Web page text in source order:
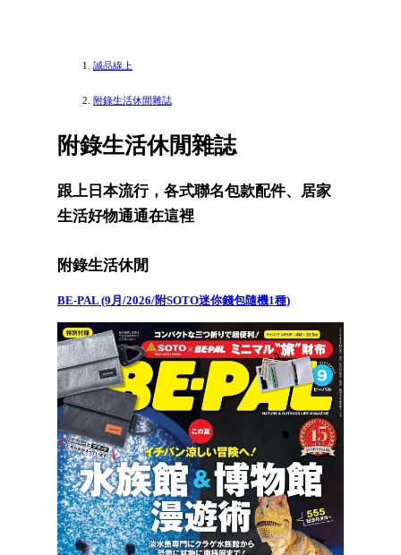
誠品線上
附錄生活休閒雜誌
附錄生活休閒雜誌
跟上日本流行，各式聯名包款配件、居家
生活好物通通在這裡
附錄生活休閒
BE-PAL (9月/2026/附SOTO迷你錢包隨機1種)